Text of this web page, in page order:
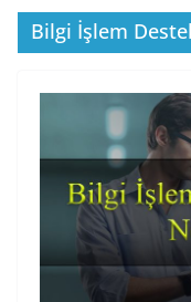
Bilgi İşlem